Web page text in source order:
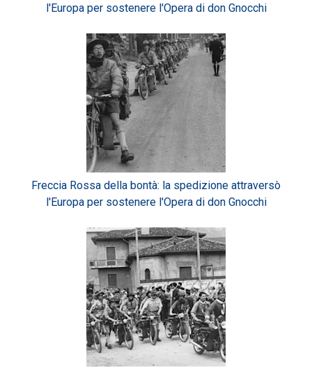
l'Europa per sostenere l'Opera di don Gnocchi
Freccia Rossa della bontà: la spedizione attraversò
l'Europa per sostenere l'Opera di don Gnocchi